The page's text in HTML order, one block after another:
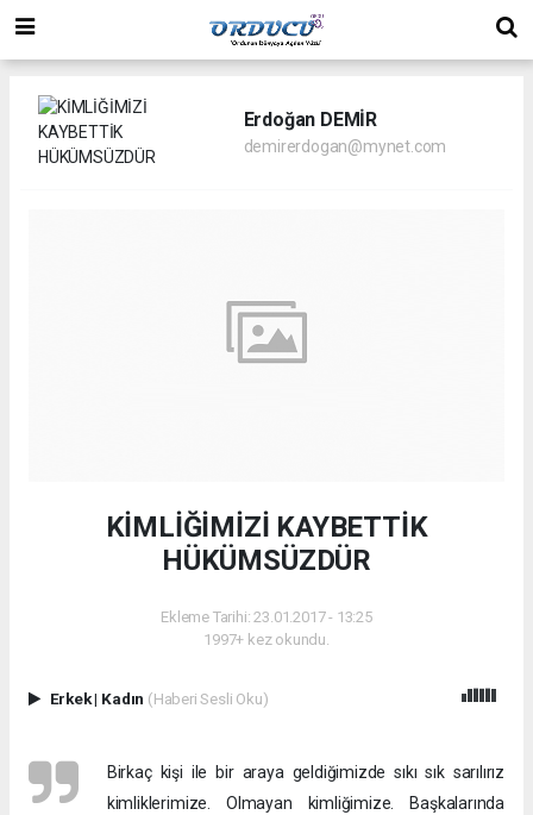
Erdoğan DEMİR
demirerdogan@mynet.com
KİMLİĞİMİZİ KAYBETTİK
HÜKÜMSÜZDÜR
Ekleme Tarihi: 23.01.2017 - 13:25
1997+ kez okundu.
Erkek| Kadın (Haberi Sesli Oku)
Birkaç kişi ile bir araya geldiğimizde sıkı sık sarılırız
kimliklerimize. Olmayan kimliğimize. Başkalarında